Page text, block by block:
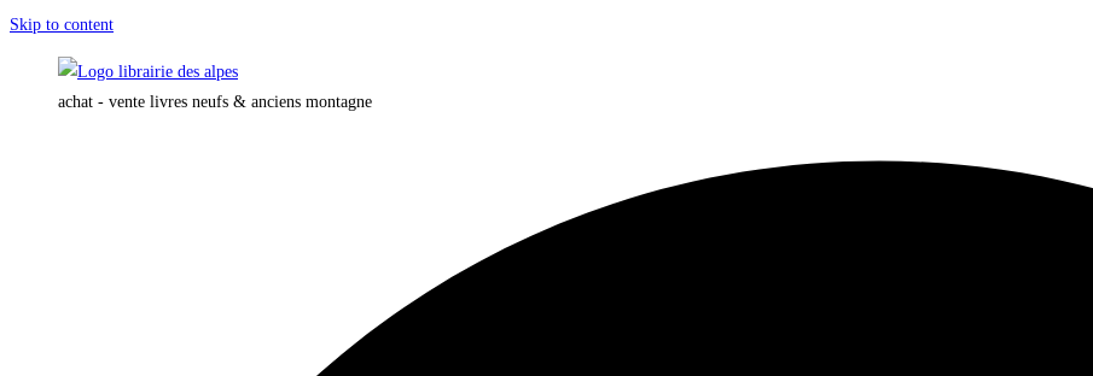
Skip to content
achat - vente livres neufs & anciens montagne